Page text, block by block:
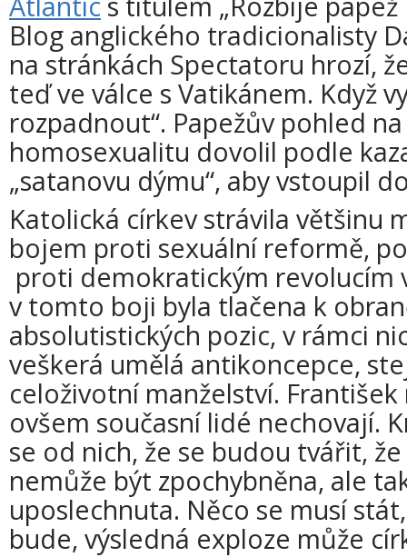
Blog anglického tradicionalisty
na stránkách Spectatoru hrozí,
teď ve válce s Vatikánem. Když
rozpadnout“. Papežův pohled
homosexualitu dovolil podle
„satanovu dýmu“, aby vstoupil
Katolická církev strávila většinu
bojem proti sexuální reformě,
proti demokratickým revolucím
v tomto boji byla tlačena k
absolutistických pozic, v rámci
veškerá umělá antikoncepce,
celoživotní manželství.
ovšem současní lidé nechovají.
se od nich, že se budou tvářit,
nemůže být zpochybněna, ale
uposlechnuta. Něco se musí
bude, výsledná exploze může